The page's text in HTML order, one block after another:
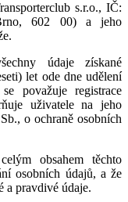
s.r.o., IČ:
602 00) a jeho
údaje získané
let ode dne udělení
považuje registrace
uživatele na jeho
o ochraně osobních
obsahem těchto
osobních údajů, a že
a pravdivé údaje.